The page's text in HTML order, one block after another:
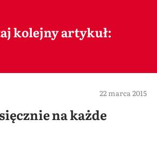
kolejny artykuł:
22 marca 2015
na każde